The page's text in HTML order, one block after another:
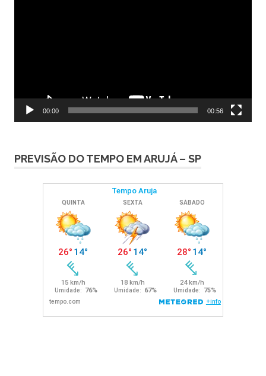
00:00 00:56
PREVISÃO DO TEMPO EM ARUJÁ – SP